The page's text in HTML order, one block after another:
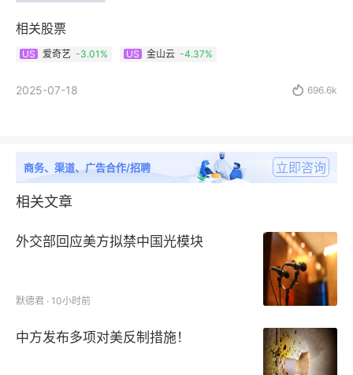
相关股票
US 爱奇艺 -3.01% US 金山云 -4.37%
2025-07-18  696.6k
商务、渠道、广告合作/招聘 立即咨询
相关文章
外交部回应美方拟禁中国光模块
默德君 · 10小时前
中方发布多项对美反制措施！